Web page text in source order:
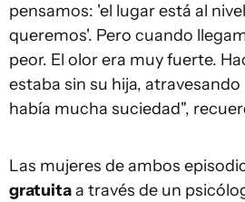
pensamos: 'el lugar está al
queremos'. Pero cuando
peor. El olor era muy fuerte.
estaba sin su hija,
había mucha suciedad",
Las mujeres de ambos
gratuitaa través de un